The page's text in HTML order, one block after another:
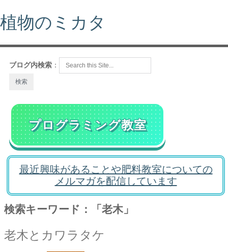
植物のミカタ
ブログ内検索 ：
プログラミング教室
最近興味があることや肥料教室についての
メルマガを配信しています
検索キーワード：「老木」
老木とカワラタケ